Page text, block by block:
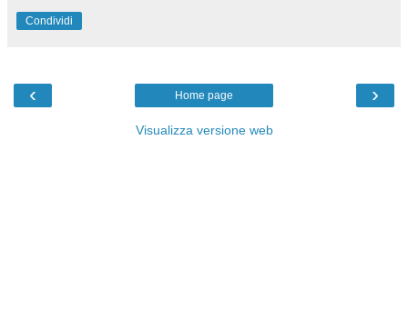
Condividi
‹ ›
Home page
Visualizza versione web